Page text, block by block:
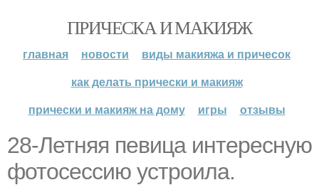
ПРИЧЕСКА И МАКИЯЖ
главная новости
виды макияжа и причесок
как делать прически и макияж
прически и макияж на дому
игры отзывы
28-Летняя певица интересную
фотосессию устроила.